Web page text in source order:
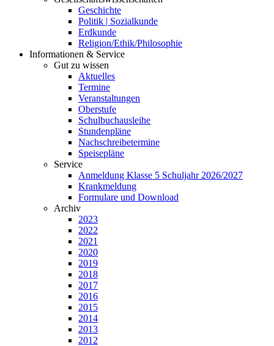
Geschichte
Politik | Sozialkunde
Erdkunde
Religion/Ethik/Philosophie
Informationen & Service
Gut zu wissen
Aktuelles
Termine
Veranstaltungen
Oberstufe
Schulbuchausleihe
Stundenpläne
Nachschreibetermine
Speisepläne
Service
Anmeldung Klasse 5 Schuljahr 2026/2027
Krankmeldung
Formulare und Download
Archiv
2023
2022
2021
2020
2019
2018
2017
2016
2015
2014
2013
2012